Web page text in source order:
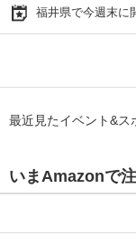
福井県で今週末に
最近見たイベント&ス
いまAmazonで